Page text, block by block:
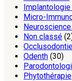
Micro-
Non classé
Odenth (30)
Phytothérapie